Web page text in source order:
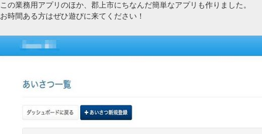
この業務用アプリのほか、郡上市にちなんだ簡単なアプリも作りました。
お時間ある方はぜひ遊びに来てください！